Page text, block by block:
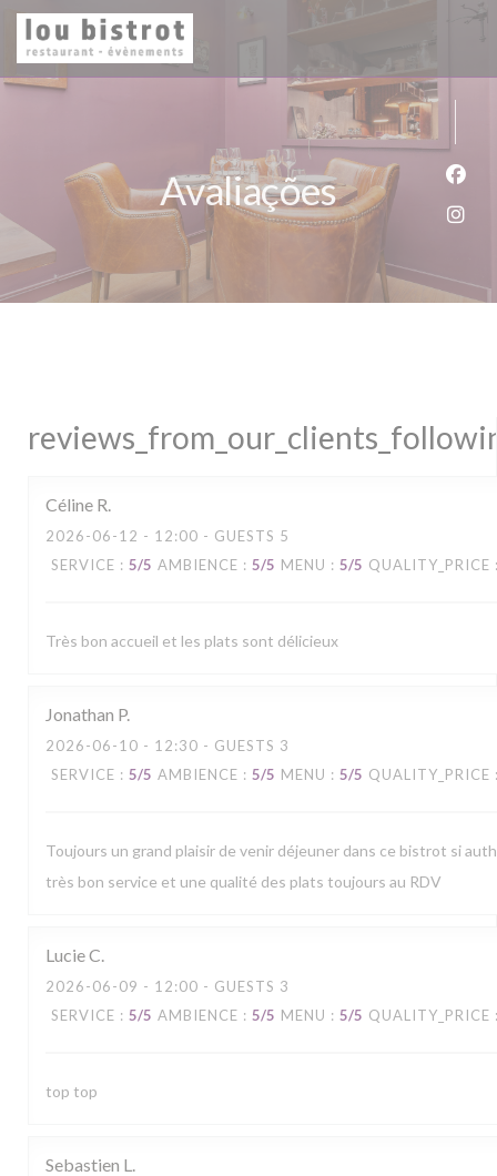
Painel de Gerenciamento de Cookies
Avaliações
Céline R
2026-06-12 - 12:00 - GUESTS 5
SERVICE : 5/5 AMBIENCE : 5/5 MENU : 5/5 QUALITY_PRICE
Très bon accueil et les plats sont délicieux
Jonathan P
2026-06-10 - 12:30 - GUESTS 3
SERVICE : 5/5 AMBIENCE : 5/5 MENU : 5/5 QUALITY_PRICE
Toujours un grand plaisir de venir déjeuner dans ce bistrot si
très bon service et une qualité des plats toujours au RDV
LucieC
2026-06-09 - 12:00 - GUESTS 3
SERVICE : 5/5 AMBIENCE : 5/5 MENU : 5/5 QUALITY_PRICE
top top
Sebastien L